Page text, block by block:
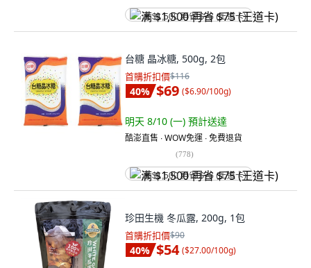
满 $1,500 再省 $75 (王道卡)
台糖 晶冰糖, 500g, 2包
首購折扣價$116
40% $69 ($6.90/100g)
明天 8/10 (一) 預計送達
酷澎直售 ∙ WOW免運 ∙ 免費退貨
(778)
满 $1,500 再省 $75 (王道卡)
珍田生機 冬瓜露, 200g, 1包
首購折扣價$90
40% $54 ($27.00/100g)